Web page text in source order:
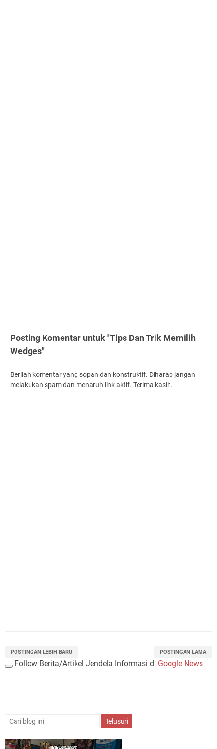
Posting Komentar untuk "Tips Dan Trik Memilih
Wedges"
Berilah komentar yang sopan dan konstruktif. Diharap jangan
melakukan spam dan menaruh link aktif. Terima kasih.
POSTINGAN LEBIH BARU POSTINGAN LAMA
Follow Berita/Artikel Jendela Informasi di Google News